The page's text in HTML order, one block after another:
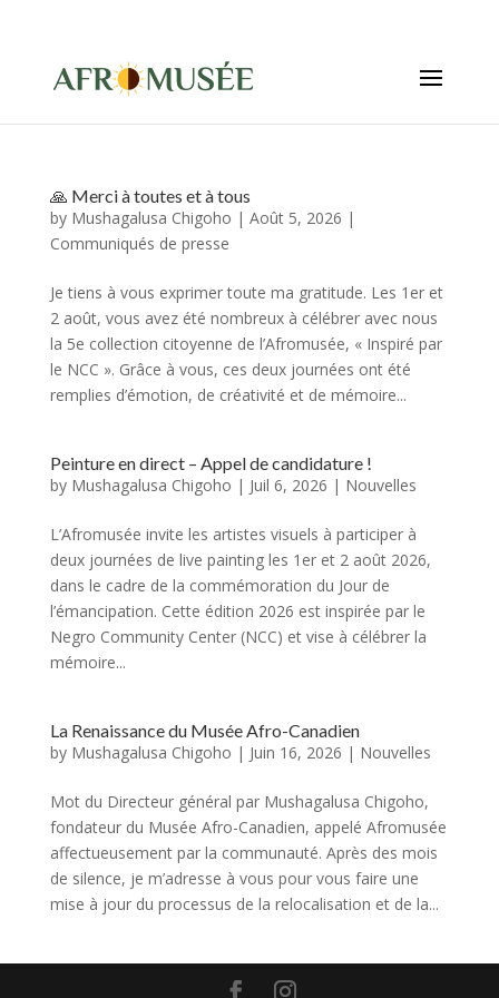
🙏 Merci à toutes et à tous
by Mushagalusa Chigoho | Août 5, 2026 |
Communiqués de presse
Je tiens à vous exprimer toute ma gratitude. Les 1er et
2 août, vous avez été nombreux à célébrer avec nous
la 5e collection citoyenne de l’Afromusée, « Inspiré par
le NCC ». Grâce à vous, ces deux journées ont été
remplies d’émotion, de créativité et de mémoire...
Peinture en direct – Appel de candidature !
by Mushagalusa Chigoho | Juil 6, 2026 | Nouvelles
L’Afromusée invite les artistes visuels à participer à
deux journées de live painting les 1er et 2 août 2026,
dans le cadre de la commémoration du Jour de
l’émancipation. Cette édition 2026 est inspirée par le
Negro Community Center (NCC) et vise à célébrer la
mémoire...
La Renaissance du Musée Afro-Canadien
by Mushagalusa Chigoho | Juin 16, 2026 | Nouvelles
Mot du Directeur général par Mushagalusa Chigoho,
fondateur du Musée Afro-Canadien, appelé Afromusée
affectueusement par la communauté. Après des mois
de silence, je m’adresse à vous pour vous faire une
mise à jour du processus de la relocalisation et de la...